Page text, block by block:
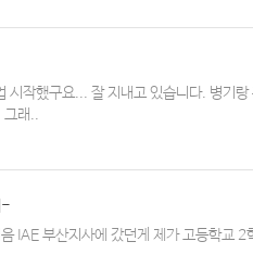
작했구요... 잘 지내고 있습니다. 병기
그래..
-
IAE 부산지사에 갔던게 제가 고등학교